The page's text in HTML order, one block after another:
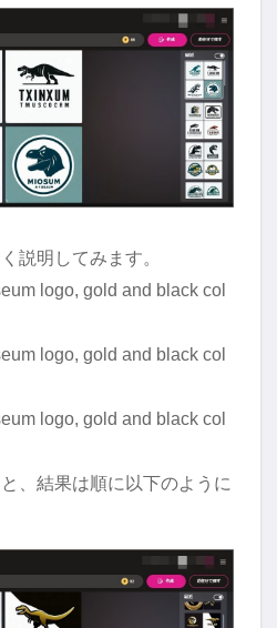
説明してみます。
logo, gold and black col
logo, gold and black col
logo, gold and black col
、結果は順に以下のように